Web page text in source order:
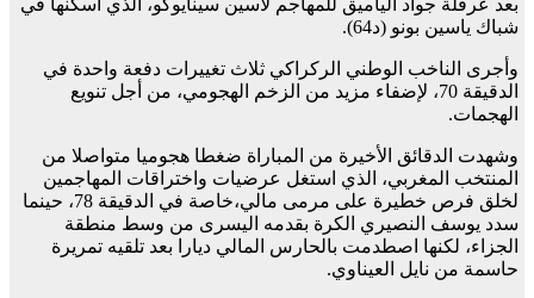
شباك ياسين بونو (د64).
وأجرى الناخب الوطني الركراكي ثلاث تغييرات دفعة واحدة في
الدقيقة 70، لإضفاء مزيد من الزخم الهجومي، من أجل تنويع
الهجمات.
وشهدت الدقائق الأخيرة من المباراة ضغطا هجوميا متواصلا من
المنتخب المغربي، الذي استغل عرضيات واختراقات المهاجمين
لخلق فرص خطيرة على مرمى مالي،خاصة في الدقيقة 78، حينما
سدد يوسف النصيري الكرة بقدمه اليسرى من وسط منطقة
الجزاء، لكنها اصطدمت بالحارس المالي ديارا بعد تلقيه تمريرة
حاسمة من نايل العيناوي.